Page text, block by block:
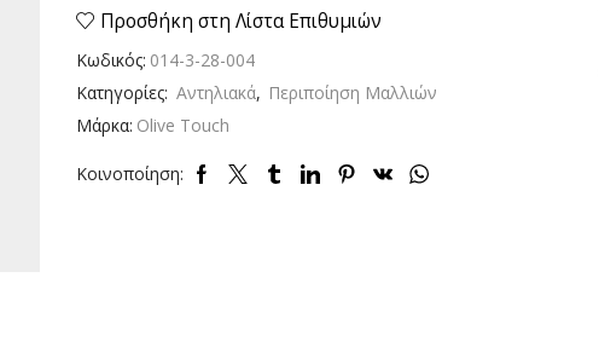
125mlΠροσθήκη στη Λίστα Επιθυμιών
Κωδικός: 014-3-28-004
Κατηγορίες: Αντηλιακά, Περιποίηση Μαλλιών
Μάρκα: Olive Touch
Κοινοποίηση: